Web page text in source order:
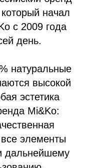
начал
с 2009 года
день.
натуральные
высокой
эстетика
Mi&Ko:
элементы
дальнейшему